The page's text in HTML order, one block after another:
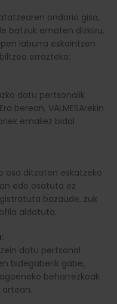
ondorio gisa,
batzuk ematen dizkizu.
laburra eskaintzen
errazteko:
datu pertsonalik
berean, VALMESArekin
emailez bidal
osa ditzaten eskatzeko
edo osatuta ez
bazaude, zuk
aldatuta.
datu pertsonal
bidegaberik gabe,
beharrezkoak
artean.